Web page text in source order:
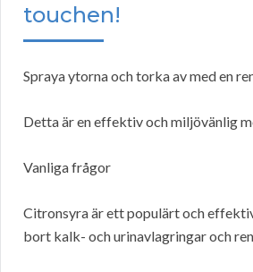
touchen!
Spraya ytorna och torka av med en
Detta är en effektiv och miljövänlig
Vanliga frågor
Citronsyra är ett populärt och
bort kalk- och urinavlagringar och